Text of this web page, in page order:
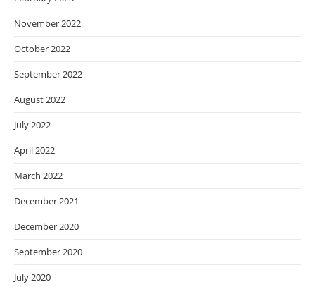
November 2022
October 2022
September 2022
August 2022
July 2022
April 2022
March 2022
December 2021
December 2020
September 2020
July 2020